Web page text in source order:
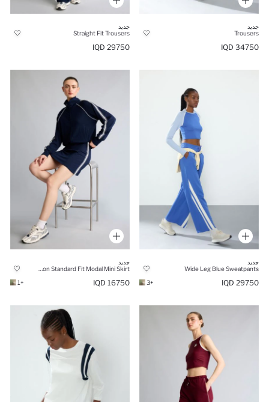
جديد
Trousers
34750 IQD
جديد
Straight Fit Trousers
29750 IQD
جديد
Wide Leg Blue Sweatpants
29750 IQD
+3
جديد
16750 IQD
+1